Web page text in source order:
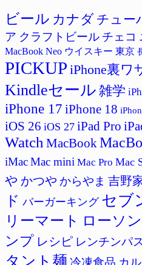
ー
ビール カナダ チュー
ア クラフトビール チェコ
MacBook Neo ウイスキー 東京
PICKUP iPhone裏ワ
Kindleセール 雑学
iPhone 17 iPhone 18
iOS 26 iOS 27 iPad Pro
Watch MacBook
iMacMac mini Mac Pro Mac
や かつや からやま 吉野
ド バーガーキング セブ
リーマート ローソン
ンプ レシピ レンチンパ
タント麺 冷凍食品 カ